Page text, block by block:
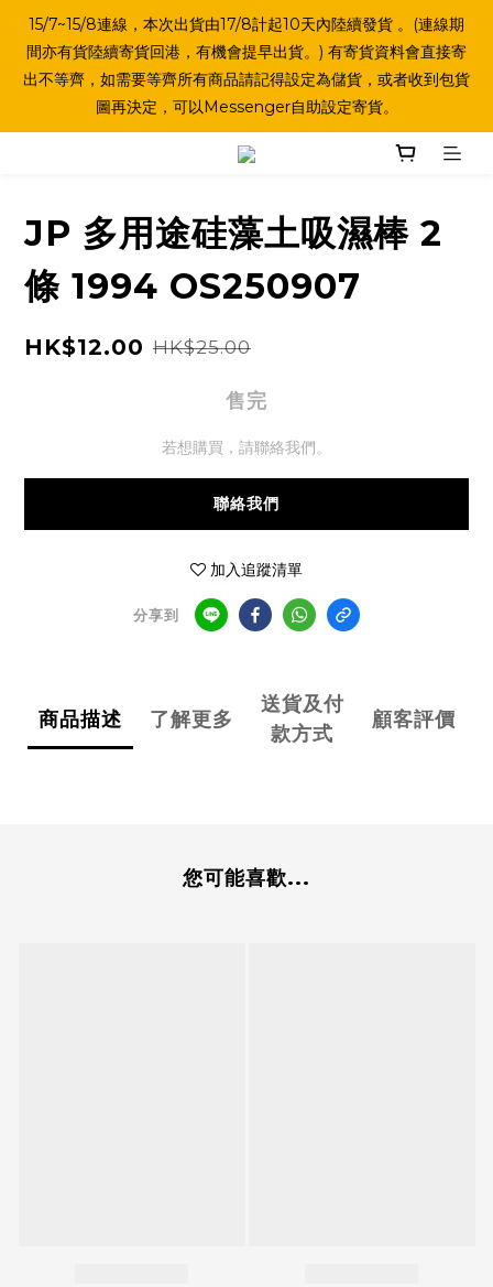
15/7~15/8連線，本次出貨由17/8計起10天內陸續發貨 。(連線期
間亦有貨陸續寄貨回港，有機會提早出貨。) 有寄貨資料會直接寄
出不等齊，如需要等齊所有商品請記得設定為儲貨，或者收到包貨
圖再決定，可以Messenger自助設定寄貨。
JP 多用途硅藻土吸濕棒 2
條 1994 OS250907
HK$12.00 HK$25.00
售完
若想購買，請聯絡我們。
聯絡我們
加入追蹤清單
分享到
商品描述 了解更多
送貨及付
款方式
顧客評價
您可能喜歡...